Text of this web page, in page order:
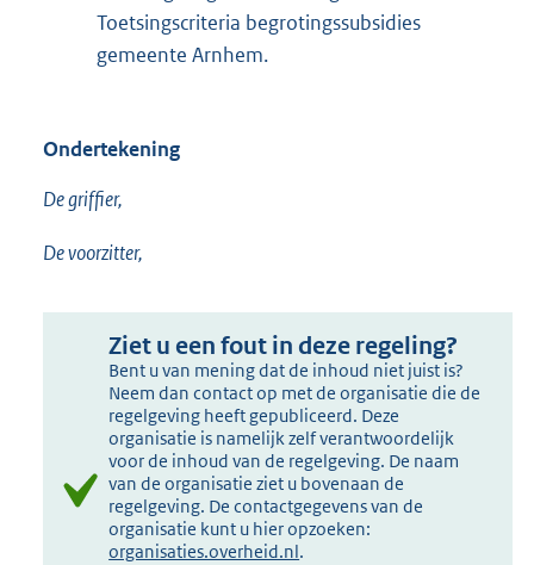
Toetsingscriteria begrotingssubsidies
gemeente Arnhem.
Ondertekening
De griffier,
De voorzitter,
Ziet u een fout in deze regeling?
Bent u van mening dat de inhoud niet juist is?
Neem dan contact op met de organisatie die de
regelgeving heeft gepubliceerd. Deze
organisatie is namelijk zelf verantwoordelijk
voor de inhoud van de regelgeving. De naam
van de organisatie ziet u bovenaan de
regelgeving. De contactgegevens van de
organisatie kunt u hier opzoeken:
organisaties.overheid.nl.